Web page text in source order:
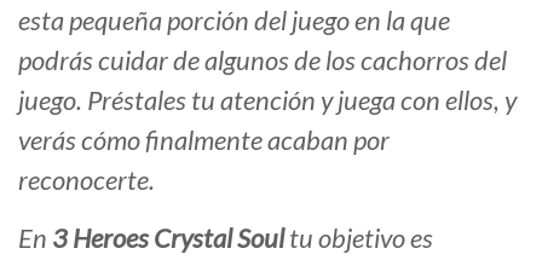
esta pequeña porción del juego en la que
podrás cuidar de algunos de los cachorros del
juego. Préstales tu atención y juega con ellos, y
verás cómo finalmente acaban por
reconocerte.
En 3 Heroes Crystal Soultu objetivo es